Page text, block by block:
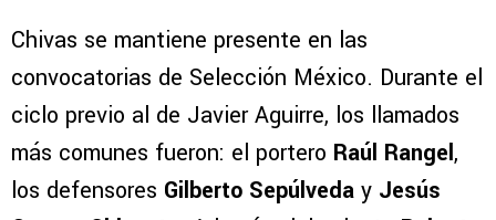
Chivas se mantiene presente en las
convocatorias de Selección México. Durante el
ciclo previo al de Javier Aguirre, los llamados
más comunes fueron: el portero Raúl Rangel,
los defensores Gilberto Sepúlveda y Jesús